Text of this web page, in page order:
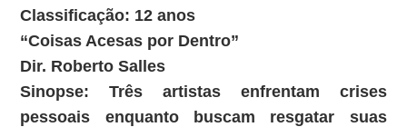
Classificação: 12 anos
“Coisas Acesas por Dentro”
Dir. Roberto Salles
Sinopse: Três artistas enfrentam crises
pessoais enquanto buscam resgatar suas